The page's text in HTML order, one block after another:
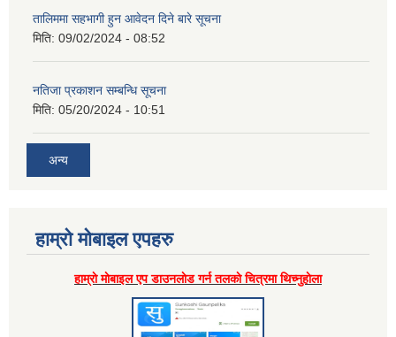
तालिममा सहभागी हुन आवेदन दिने बारे सूचना
मिति: 09/02/2024 - 08:52
नतिजा प्रकाशन सम्बन्धि सूचना
मिति: 05/20/2024 - 10:51
अन्य
हाम्राे माेबाइल एपहरु
हाम्राे माेबाइल एप डाउनलाेड गर्न तलकाे चित्रमा थिच्नुहाेला